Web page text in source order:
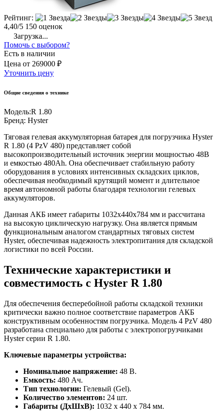
Рейтинг:
4,40/5 150 оценок
Загрузка...
Помочь с выбором?
Есть в наличии
Цена от 269000 ₽
Уточнить цену
Общие сведения о технике
Модель:R 1.80
Бренд: Hyster
Тяговая гелевая аккумуляторная батарея для погрузчика Hyster
R 1.80 (4 PzV 480) представляет собой
высокопроизводительный источник энергии мощностью 48В
и емкостью 480Ah. Она обеспечивает стабильную работу
оборудования в условиях интенсивных складских циклов,
обеспечивая необходимый крутящий момент и длительное
время автономной работы благодаря технологии гелевых
аккумуляторов.
Данная АКБ имеет габариты 1032x440x784 мм и рассчитана
на высокую циклическую нагрузку. Она является прямым
функциональным аналогом стандартных тяговых систем
Hyster, обеспечивая надежность электропитания для складской
логистики по всей России.
Технические характеристики и
совместимость с Hyster R 1.80
Для обеспечения бесперебойной работы складской техники
критически важно полное соответствие параметров АКБ
конструктивным особенностям погрузчика. Модель 4 PzV 480
разработана специально для работы с электропогрузчиками
Hyster серии R 1.80.
Ключевые параметры устройства:
Номинальное напряжение: 48 В.
Емкость: 480 Ач.
Тип технологии: Гелевый (Gel).
Количество элементов: 24 шт.
Габариты (ДхШхВ): 1032 x 440 x 784 мм.